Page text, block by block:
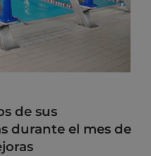
de sus
durante el mes de